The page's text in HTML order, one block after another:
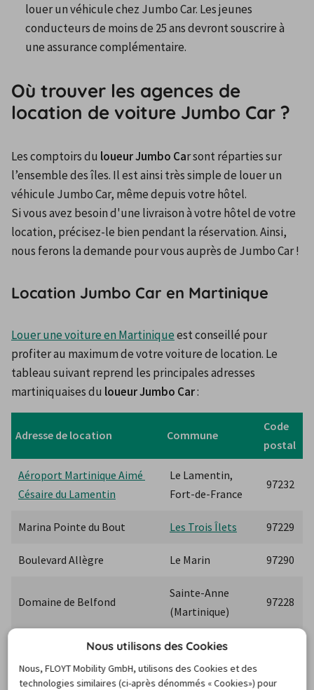
louer un véhicule chez Jumbo Car. Les jeunes
conducteurs de moins de 25 ans devront souscrire à
une assurance complémentaire.
Où trouver les agences de
location de voiture Jumbo Car ?
Les comptoirs du loueur Jumbo Car sont réparties sur
l’ensemble des îles. Il est ainsi très simple de louer un
véhicule Jumbo Car, même depuis votre hôtel.
Si vous avez besoin d'une livraison à votre hôtel de votre
location, précisez-le bien pendant la réservation. Ainsi,
nous ferons la demande pour vous auprès de Jumbo Car !
Location Jumbo Car en Martinique
Louer une voiture en Martinique est conseillé pour
profiter au maximum de votre voiture de location. Le
tableau suivant reprend les principales adresses
martiniquaises du loueur Jumbo Car :
Adresse de location Commune
Code
postal
Aéroport Martinique Aimé
Césaire du Lamentin
Le Lamentin,
Fort-de-France
97232
Marina Pointe du Bout Les Trois Îlets 97229
Boulevard Allègre Le Marin 97290
Domaine de Belfond
Sainte-Anne
(Martinique)
97228
Pointe Philippeau Sainte-Luce
Nous utilisons des Cookies
Nous, FLOYT Mobility GmbH, utilisons des Cookies et des
technologies similaires (ci-après dénommés « Cookies») pour